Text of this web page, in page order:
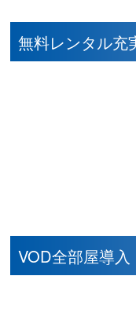
無料レンタル充
VOD全部屋導入